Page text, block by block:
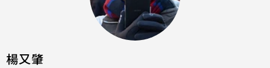
楊又肇